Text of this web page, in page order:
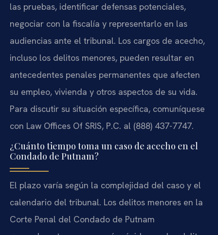
las pruebas, identificar defensas potenciales,
negociar con la fiscalía y representarlo en las
audiencias ante el tribunal. Los cargos de acecho,
incluso los delitos menores, pueden resultar en
antecedentes penales permanentes que afecten
su empleo, vivienda y otros aspectos de su vida.
Para discutir su situación específica, comuníquese
con Law Offices Of SRIS, P.C. al (888) 437-7747.
¿Cuánto tiempo toma un caso de acecho en el
Condado de Putnam?
El plazo varía según la complejidad del caso y el
calendario del tribunal. Los delitos menores en la
Corte Penal del Condado de Putnam